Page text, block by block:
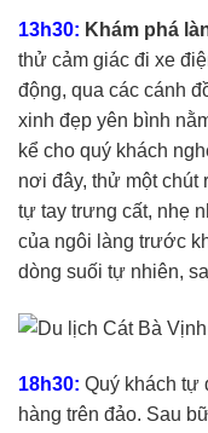
13h30: Khám phá
thử cảm giác đi xe
động, qua các cánh
xinh đẹp yên bình
kể cho quý khách
nơi đây, thử một
tự tay trưng cất, nhẹ
của ngôi làng trước
dòng suối tự nhiên,
18h30: Quý khách tự
hàng trên đảo. Sau